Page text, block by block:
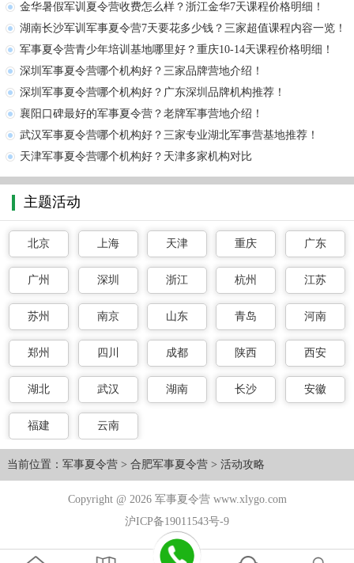
金华暑假军训夏令营收费怎么样？浙江金华7天课程价格明细！
湖南长沙军训军事夏令营7天要花多少钱？三家超值课程内容一览！
军事夏令营青少年培训基地哪里好？重庆10-14天课程价格明细！
深圳军事夏令营哪个机构好？三家品牌营地介绍！
深圳军事夏令营哪个机构好？广东深圳品牌机构推荐！
襄阳口碑最好的军事夏令营？老牌军事营地介绍！
武汉军事夏令营哪个机构好？三家专业湖北军事营基地推荐！
天津军事夏令营哪个机构好？天津多家机构对比
主题活动
北京 上海 天津 重庆 广东
广州 深圳 浙江 杭州 江苏
苏州 南京 山东 青岛 河南
郑州 四川 成都 陕西 西安
湖北 武汉 湖南 长沙 安徽
福建 云南
当前位置： 军事夏令营> 合肥军事夏令营> 活动攻略
Copyright @ 2026 军事夏令营 www.xlygo.com
沪ICP备19011543号-9